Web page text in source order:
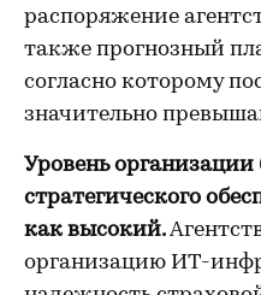
распоряжение
также прогнозный
согласно которому
значительно
Уровень организации
стратегического
как высокий.
организацию ИТ-